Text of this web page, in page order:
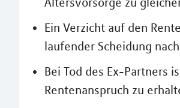
Ein Verzicht auf den
laufender Scheidung
Bei Tod des Ex-Partners
Rentenanspruch zu